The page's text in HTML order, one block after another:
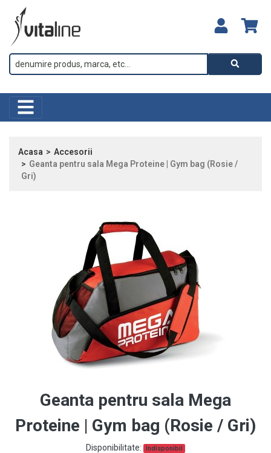
Acasa
Accesorii
Geanta pentru sala Mega Proteine | Gym bag (Rosie /
Gri)
Geanta pentru sala Mega
Proteine | Gym bag (Rosie / Gri)
Disponibilitate: Indisponibil